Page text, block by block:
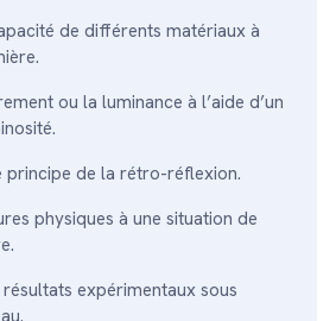
de différents matériaux à
ou la luminance à l’aide d’un
principe de la rétro-réflexion.
physiques à une situation de
expérimentaux sous